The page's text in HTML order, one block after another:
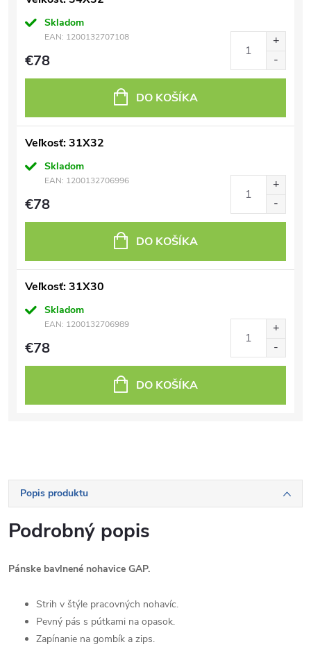
Skladom
EAN: 1200132707108
€78
DO KOŠÍKA
Veľkosť: 31X32
Skladom
EAN: 1200132706996
€78
DO KOŠÍKA
Veľkosť: 31X30
Skladom
EAN: 1200132706989
€78
DO KOŠÍKA
Popis produktu
Podrobný popis
Pánske bavlnené nohavice GAP.
Strih v štýle pracovných nohavíc.
Pevný pás s pútkami na opasok.
Zapínanie na gombík a zips.